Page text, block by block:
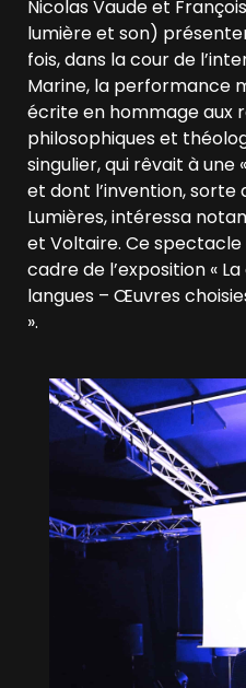
Nicolas Vaude et
lumière et son)
fois, dans la cour de
Marine, la performance
écrite en hommage aux
philosophiques et
singulier, qui rêvait à une
et dont l’invention, sorte
Lumières, intéressa
et Voltaire. Ce
cadre de l’exposition «
langues – Œuvres
».